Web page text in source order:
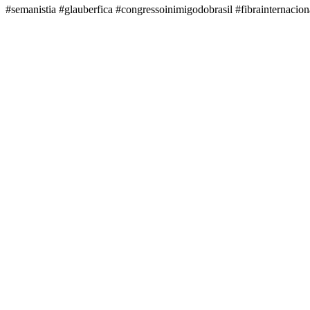
#semanistia #glauberfica #congressoinimigodobrasil